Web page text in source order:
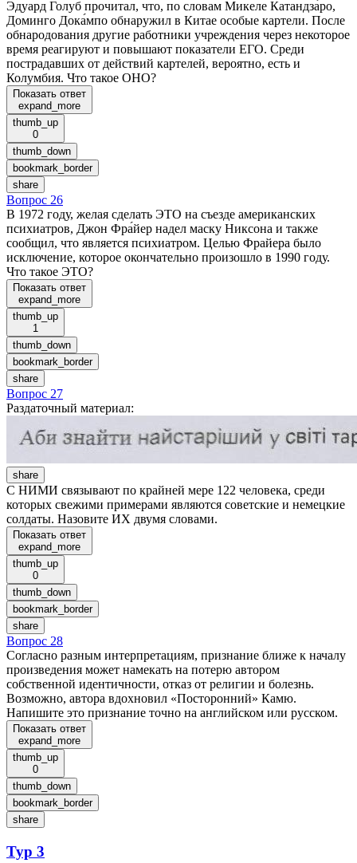
Эдуард Голуб прочитал, что, по словам Микеле Катандза́ро,
Доминго Дока́мпо обнаружил в Китае особые картели. После
обнародования другие работники учреждения через некоторое
время реагируют и повышают показатели ЕГО. Среди
пострадавших от действий картелей, вероятно, есть и
Колумбия. Что такое ОНО?
Показать ответ
expand_more
thumb_up
0
thumb_down
bookmark_border
share
Вопрос 26
В 1972 году, желая сделать ЭТО на съезде американских
психиатров, Джон Фра́йер надел маску Никсона и также
сообщил, что является психиатром. Целью Фрайера было
исключение, которое окончательно произошло в 1990 году.
Что такое ЭТО?
Показать ответ
expand_more
thumb_up
1
thumb_down
bookmark_border
share
Вопрос 27
Раздаточный материал:
share
С НИМИ связывают по крайней мере 122 человека, среди
которых свежими примерами являются советские и немецкие
солдаты. Назовите ИХ двумя словами.
Показать ответ
expand_more
thumb_up
0
thumb_down
bookmark_border
share
Вопрос 28
Согласно разным интерпретациям, признание ближе к началу
произведения может намекать на потерю автором
собственной идентичности, отказ от религии и болезнь.
Возможно, автора вдохновил «Посторонний» Камю.
Напишите это признание точно на английском или русском.
Показать ответ
expand_more
thumb_up
0
thumb_down
bookmark_border
share
Тур 3